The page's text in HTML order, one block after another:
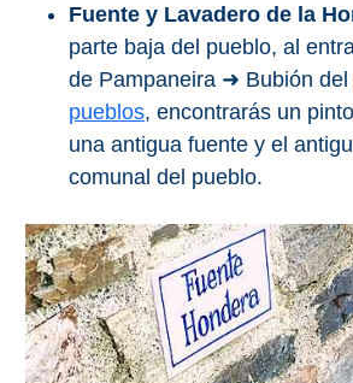
Fuente y Lavadero de la
parte baja del pueblo, al
de Pampaneira ➜ Bubión del
pueblos, encontrarás un
una antigua fuente y el
comunal del pueblo.